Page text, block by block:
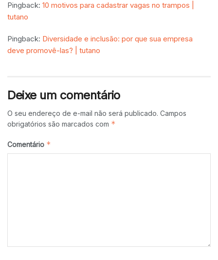
Pingback: 10 motivos para cadastrar vagas no trampos |
tutano
Pingback: Diversidade e inclusão: por que sua empresa
deve promovê-las? | tutano
Deixe um comentário
O seu endereço de e-mail não será publicado. Campos
obrigatórios são marcados com *
Comentário *